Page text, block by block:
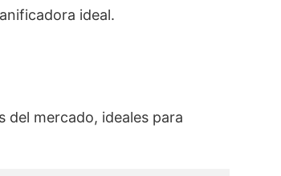
ideal.
mercado, ideales para